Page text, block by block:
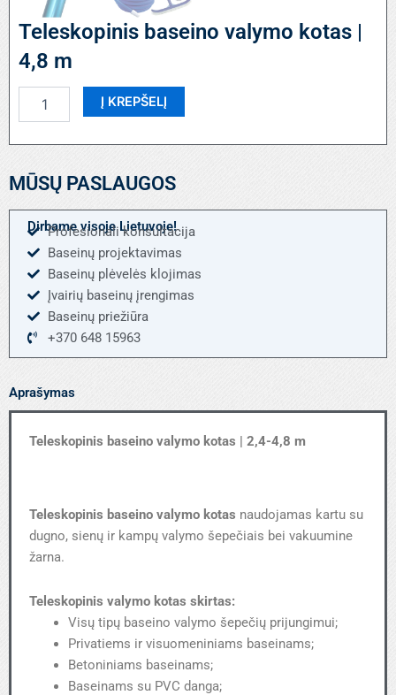
Teleskopinis baseino valymo kotas |
4,8 m
kiekis:
baseino
kotas
4,8
m
Į KREPŠELĮ
MŪSŲ PASLAUGOS
Dirbame visoje Lietuvoje!
Profesionali konsultacija
Baseinų projektavimas
Baseinų plėvelės klojimas
Įvairių baseinų įrengimas
Baseinų priežiūra
+370 648 15963
Aprašymas
Teleskopinis baseino valymo kotas | 2,4-4,8 m
Teleskopinis baseino valymo kotas naudojamas kartu su
dugno, sienų ir kampų valymo šepečiais bei vakuumine
žarna.
Teleskopinis valymo kotas skirtas:
Visų tipų baseino valymo šepečių prijungimui;
Privatiems ir visuomeniniams baseinams;
Betoniniams baseinams;
Baseinams su PVC danga;